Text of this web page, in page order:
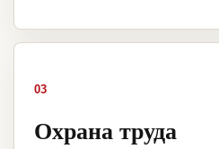
03
Охрана труда